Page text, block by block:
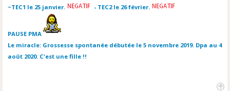
~TEC1 le 25 janvier.
- TEC2 le 26 février.
PAUSE PMA
Le miracle: Grossesse spontanée débutée le 5 novembre 2019. Dpa au 4
août 2020. C'est une fille !!